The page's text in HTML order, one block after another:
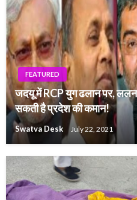
FEATURED
जदयू में RCP युग ढलान पर, ललन
सकती है प्रदेश की कमान!
Swatva Desk July 22, 2021